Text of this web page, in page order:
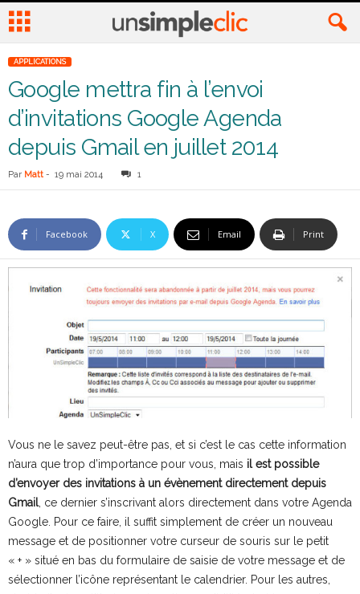
APPLICATIONS
Google mettra fin à l’envoi
d’invitations Google Agenda
depuis Gmail en juillet 2014
Par Matt - 19 mai 2014 1
Facebook X Email Print
Vous ne le savez peut-être pas, et si c’est le cas cette information
n’aura que trop d’importance pour vous, mais il est possible
d’envoyer des invitations à un évènement directement depuis
Gmail, ce dernier s’inscrivant alors directement dans votre Agenda
Google. Pour ce faire, il suffit simplement de créer un nouveau
message et de positionner votre curseur de souris sur le petit
« + » situé en bas du formulaire de saisie de votre message et de
sélectionner l’icône représentant le calendrier. Pour les autres,